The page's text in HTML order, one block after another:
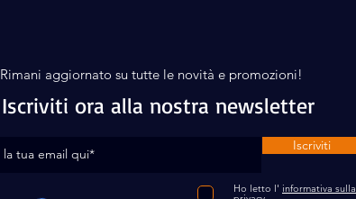
Rimani aggiornato su tutte le novità e promozioni!
Iscriviti ora alla nostra newsletter
Iscriviti
Ho letto l' informativa sulla